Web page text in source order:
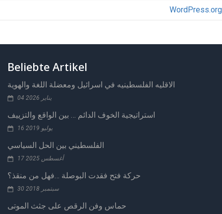
WordPress.org
Beliebte Artikel
الاقليه الفلسطينيه في اسرائيل ومعضلة اللغة والهوية
04 يناير 2026
استراتيجية الخوف الدائم … بين الواقع والتزييف
16 يوليو 2019
الفلسطيني بين الحل السياسي
17 أغسطس 2025
حركة فتح فقدت البوصلة …فهل من منقذ؟
30 سبتمبر 2018
حماس وفن الرقص على جثث الموتى